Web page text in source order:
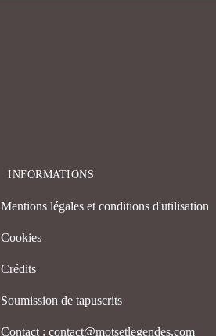
INFORMATIONS
Mentions légales et conditions d'utilisation
Cookies
Crédits
Soumission de tapuscrits
Contact : contact@motsetlegendes.com